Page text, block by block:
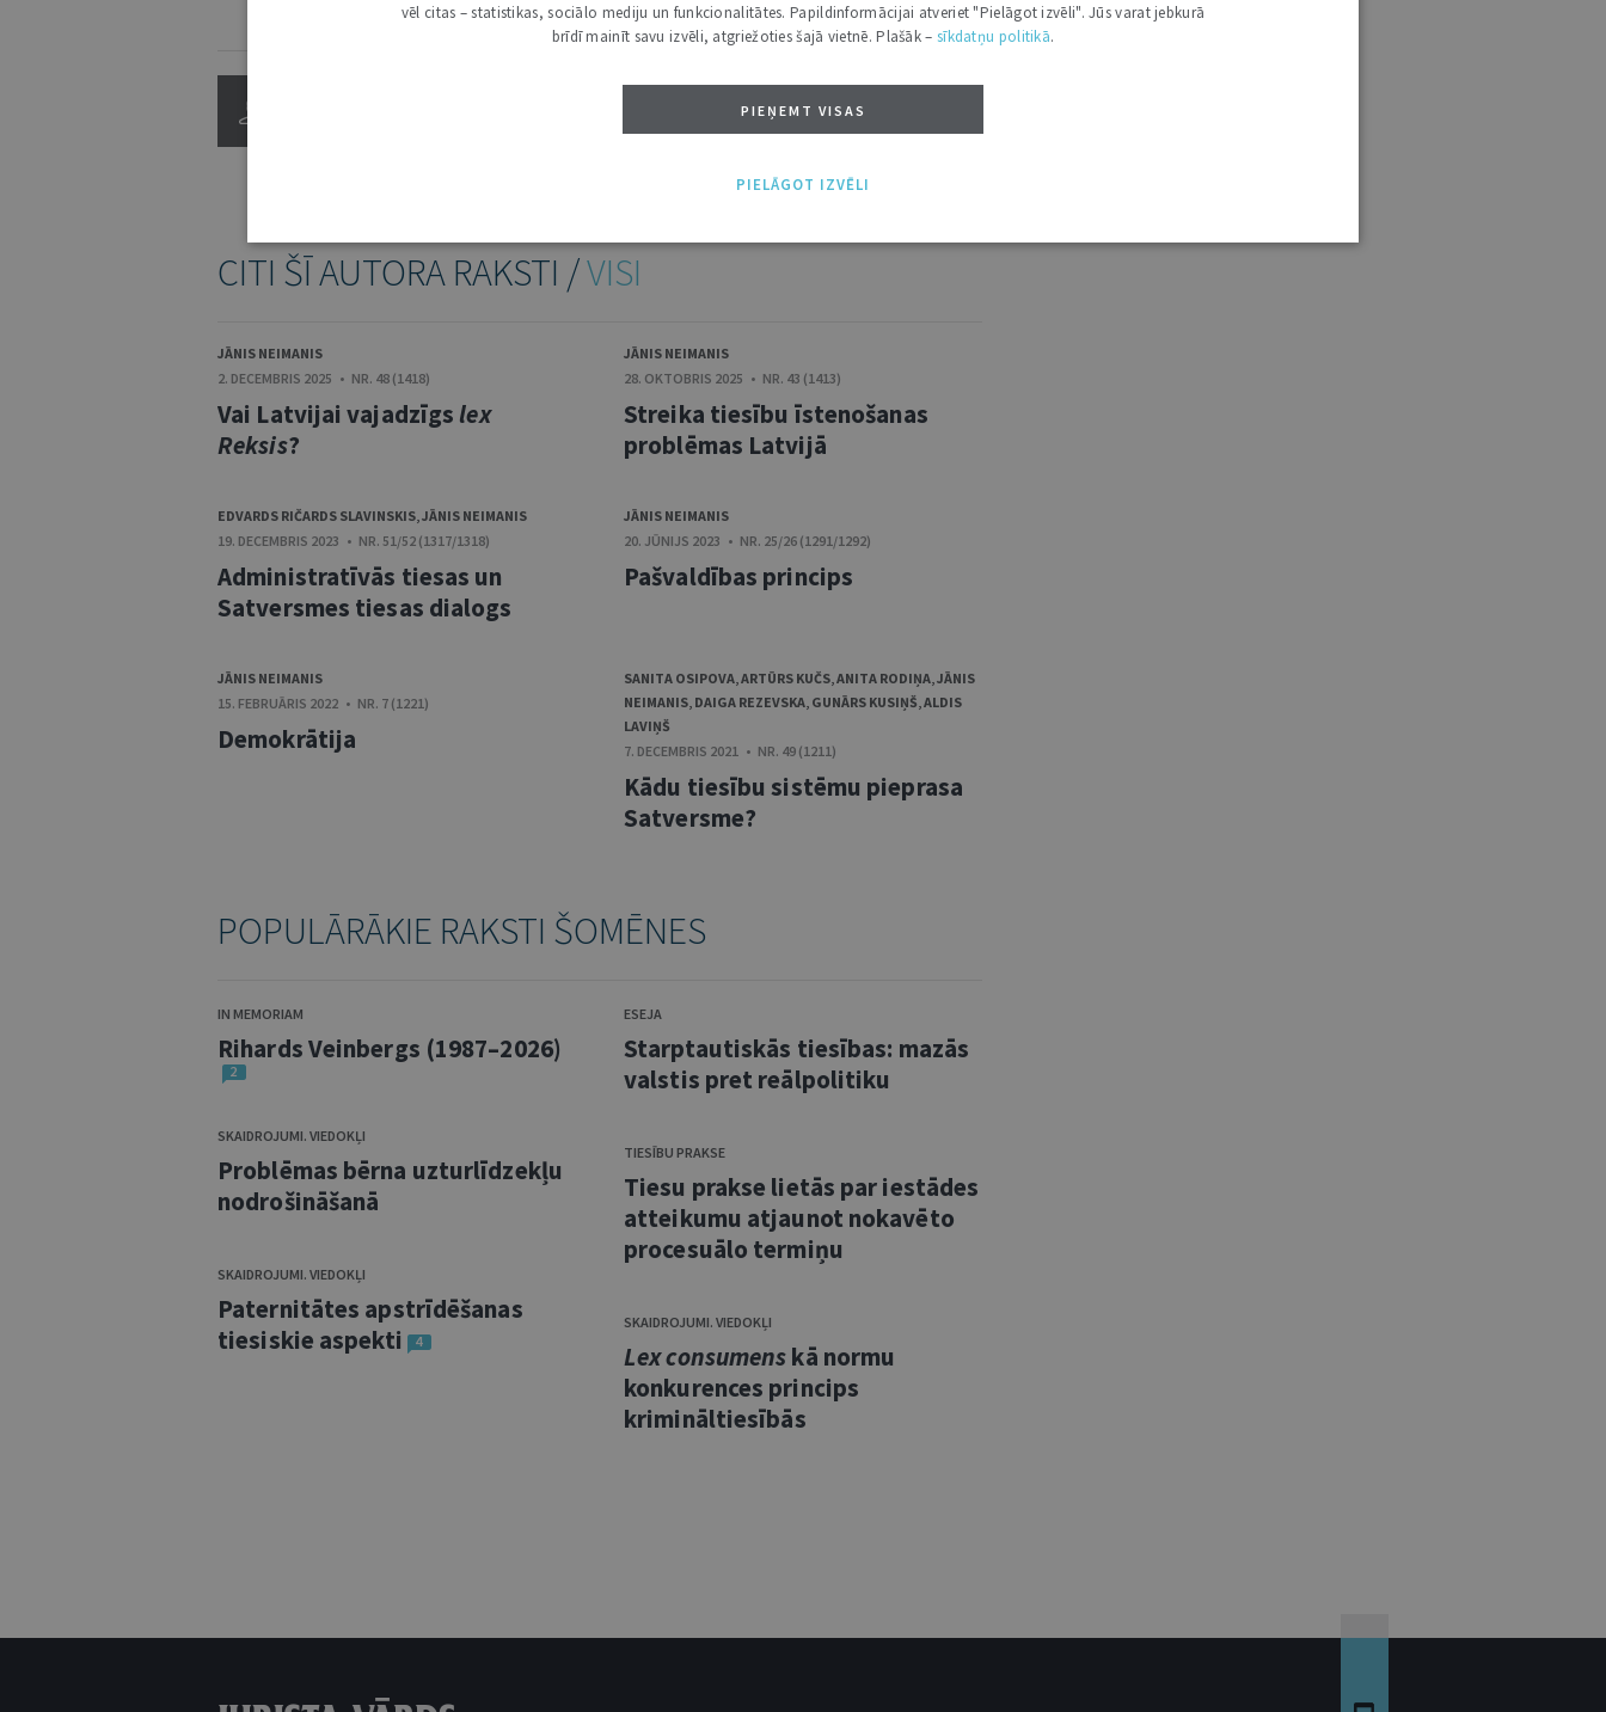
CITI ŠĪ AUTORA RAKSTI /VISI
JĀNIS NEIMANIS
2. DECEMBRIS 2025 • NR. 48 (1418)
Vai Latvijai vajadzīgs lex
Reksis?
JĀNIS NEIMANIS
28. OKTOBRIS 2025 • NR. 43 (1413)
Streika tiesību īstenošanas
problēmas Latvijā
EDVARDS RIČARDS SLAVINSKIS,JĀNIS NEIMANIS
19. DECEMBRIS 2023 • NR. 51/52 (1317/1318)
Administratīvās tiesas un
Satversmes tiesas dialogs
JĀNIS NEIMANIS
20. JŪNIJS 2023 • NR. 25/26 (1291/1292)
Pašvaldības princips
JĀNIS NEIMANIS
15. FEBRUĀRIS 2022 • NR. 7 (1221)
Demokrātija
SANITA OSIPOVA,ARTŪRS KUČS,ANITA RODIŅA,JĀNIS
NEIMANIS, DAIGA REZEVSKA, GUNĀRS KUSIŅŠ,ALDIS
LAVIŅŠ
7. DECEMBRIS 2021 • NR. 49 (1211)
Kādu tiesību sistēmu pieprasa
Satversme?
POPULĀRĀKIE RAKSTI ŠOMĒNES
IN MEMORIAM
Rihards Veinbergs (1987–2026)
2
SKAIDROJUMI. VIEDOKĻI
Problēmas bērna uzturlīdzekļu
nodrošināšanā
SKAIDROJUMI. VIEDOKĻI
Paternitātes apstrīdēšanas
tiesiskie aspekti
4
ESEJA
Starptautiskās tiesības: mazās
valstis pret reālpolitiku
TIESĪBU PRAKSE
Tiesu prakse lietās par iestādes
atteikumu atjaunot nokavēto
procesuālo termiņu
SKAIDROJUMI. VIEDOKĻI
Lex consumenskā normu
konkurences princips
krimināltiesībās
vēl citas – statistikas, sociālo mediju un funkcionalitātes. Papildinformācijai atveriet "Pielāgot izvēli". Jūs varat jebkurā
brīdī mainīt savu izvēli, atgriežoties šajā vietnē. Plašāk – sīkdatņu politikā.
PIEŅEMT VISAS
PIELĀGOT IZVĒLI